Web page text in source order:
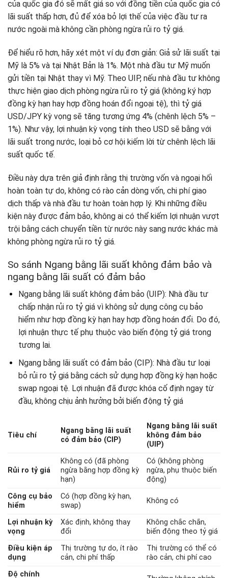
của quốc gia đó sẽ mất giá so với đồng tiền của quốc gia có
lãi suất thấp hơn, đủ để xóa bỏ lợi thế của việc đầu tư ra
nước ngoài mà không cần phòng ngừa rủi ro tỷ giá.
Để hiểu rõ hơn, hãy xét một ví dụ đơn giản: Giả sử lãi suất tại
Mỹ là 5% và tại Nhật Bản là 1%. Một nhà đầu tư Mỹ muốn
gửi tiền tại Nhật thay vì Mỹ. Theo UIP, nếu nhà đầu tư không
thực hiện giao dịch phòng ngừa rủi ro tỷ giá (không ký hợp
đồng kỳ hạn hay hợp đồng hoán đổi ngoại tệ), thì tỷ giá
USD/JPY kỳ vọng sẽ tăng tương ứng 4% (chênh lệch 5% –
1%). Như vậy, lợi nhuận kỳ vọng tính theo USD sẽ bằng với
lãi suất trong nước, loại bỏ cơ hội kiếm lời từ chênh lệch lãi
suất quốc tế.
Điều này dựa trên giả định rằng thị trường vốn và ngoại hối
hoàn toàn tự do, không có rào cản dòng vốn, chi phí giao
dịch thấp và nhà đầu tư hoàn toàn hợp lý. Khi những điều
kiện này được đảm bảo, không ai có thể kiếm lợi nhuận vượt
trội bằng cách chuyển tiền từ nước này sang nước khác mà
không phòng ngừa rủi ro tỷ giá.
So sánh Ngang bằng lãi suất không đảm bảo và
ngang bằng lãi suất có đảm bảo
Ngang bằng lãi suất không đảm bảo (UIP): Nhà đầu tư
chấp nhận rủi ro tỷ giá vì không sử dụng công cụ bảo
hiểm như hợp đồng kỳ hạn hay hợp đồng hoán đổi. Do đó,
lợi nhuận thực tế phụ thuộc vào biến động tỷ giá trong
tương lai.
Ngang bằng lãi suất có đảm bảo (CIP): Nhà đầu tư loại
bỏ rủi ro tỷ giá bằng cách sử dụng hợp đồng kỳ hạn hoặc
swap ngoại tệ. Lợi nhuận đã được khóa cố định ngay từ
đầu, không chịu ảnh hưởng bởi biến động tỷ giá
Tiêu chí
Ngang bằng lãi suất
có đảm bảo (CIP)
Ngang bằng lãi suất
không đảm bảo
(UIP)
Rủi ro tỷ giá
Không có (đã phòng
ngừa bằng hợp đồng kỳ
hạn)
Có (không phòng
ngừa, phụ thuộc biến
động)
Công cụ bảo
hiểm
Có (hợp đồng kỳ hạn,
swap)
Không có
Lợi nhuận kỳ
vọng
Xác định, không thay
đổi
Không chắc chắn,
biến động theo tỷ giá
Điều kiện áp
dụng
Thị trường tự do, ít rào
cản, chi phí thấp
Thị trường có thể có
rào cản, chi phí cao
Độ chính